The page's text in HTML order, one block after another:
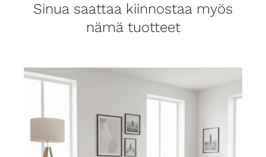
Sinua saattaa kiinnostaa myös
nämä tuotteet